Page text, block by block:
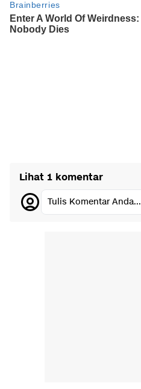
Lihat 1 komentar
Tulis Komentar Anda...